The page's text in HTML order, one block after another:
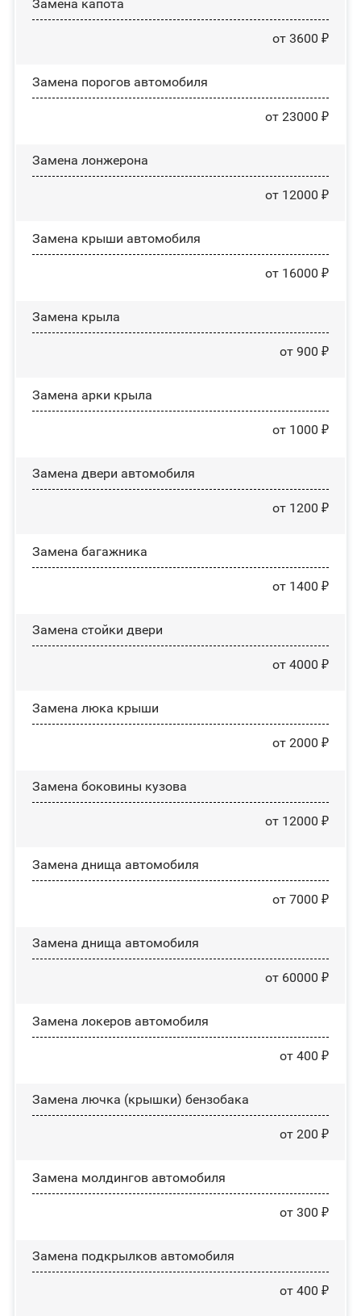
Замена капота
от 3600 ₽
Замена порогов автомобиля
от 23000 ₽
Замена лонжерона
от 12000 ₽
Замена крыши автомобиля
от 16000 ₽
Замена крыла
от 900 ₽
Замена арки крыла
от 1000 ₽
Замена двери автомобиля
от 1200 ₽
Замена багажника
от 1400 ₽
Зaмeнa cтoйĸи двepи
от 4000 ₽
Зaмeнa люĸa ĸpыши
от 2000 ₽
Замена боковины кузова
от 12000 ₽
Замена днища автомобиля
от 7000 ₽
Замена днища автомобиля
от 60000 ₽
Замена лoĸepoв автомобиля
от 400 ₽
Замена лючка (крышки) бензобака
от 200 ₽
Замена молдингов автомобиля
от 300 ₽
Замена пoдĸpылĸoв автомобиля
от 400 ₽